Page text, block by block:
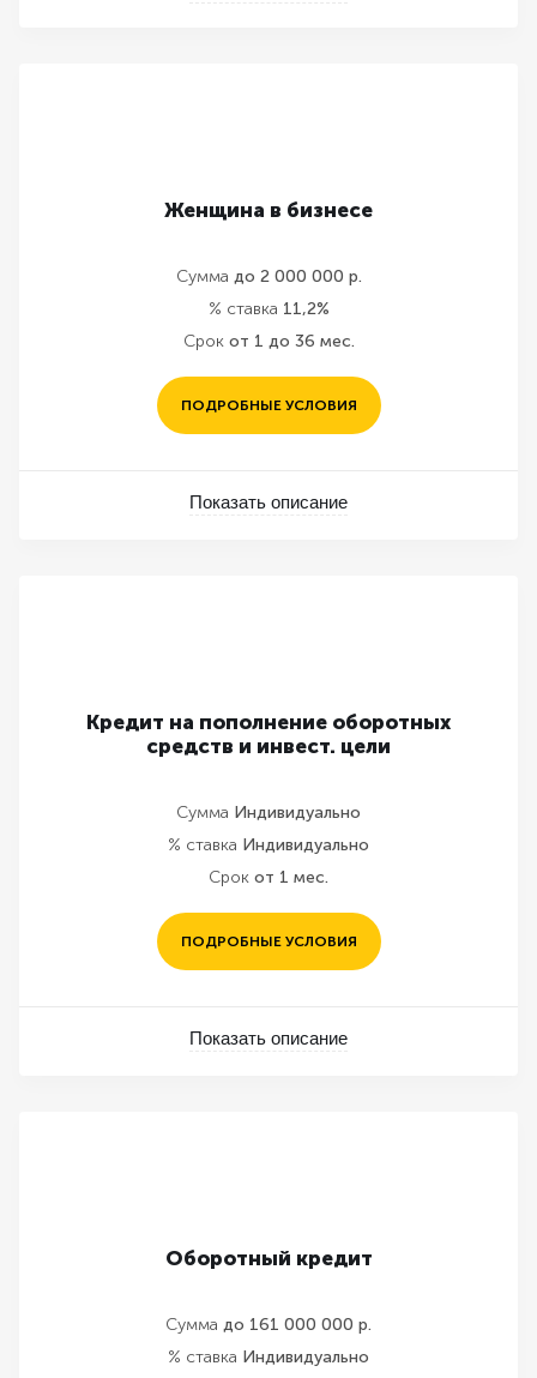
Женщина в бизнесе
Сумма до 2 000 000 р.
% ставка 11,2%
Срок от 1 до 36 мес.
ПОДРОБНЫЕ УСЛОВИЯ
Показать описание
Кредит на пополнение оборотных
средств и инвест. цели
Сумма Индивидуально
% ставка Индивидуально
Срок от 1 мес.
ПОДРОБНЫЕ УСЛОВИЯ
Показать описание
Оборотный кредит
Сумма до 161 000 000 р.
% ставка Индивидуально